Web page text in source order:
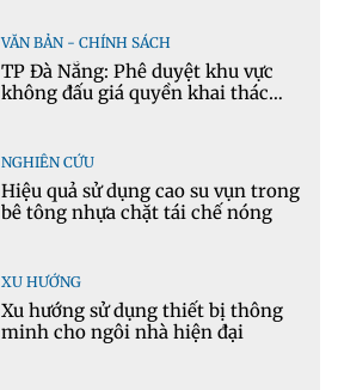
VĂN BẢN - CHÍNH SÁCH
TP Đà Nẵng: Phê duyệt khu vực
không đấu giá quyền khai thác
NGHIÊN CỨU
Hiệu quả sử dụng cao su vụn trong
bê tông nhựa chặt tái chế nóng
XU HƯỚNG
Xu hướng sử dụng thiết bị thông
minh cho ngôi nhà hiện đại